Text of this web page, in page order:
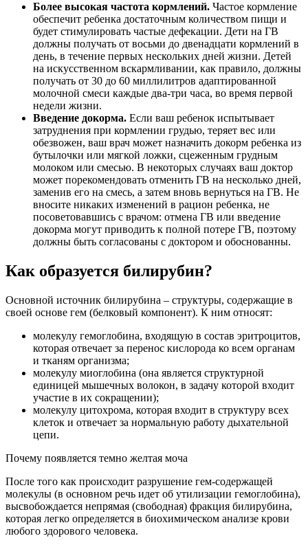
Более высокая частота кормлений. Частое кормление
обеспечит ребенка достаточным количеством пищи и
будет стимулировать частые дефекации. Дети на ГВ
должны получать от восьми до двенадцати кормлений в
день, в течение первых нескольких дней жизни. Детей
на искусственном вскармливании, как правило, должны
получать от 30 до 60 миллилитров адаптированной
молочной смеси каждые два-три часа, во время первой
недели жизни.
Введение докорма. Если ваш ребенок испытывает
затруднения при кормлении грудью, теряет вес или
обезвожен, ваш врач может назначить докорм ребенка из
бутылочки или мягкой ложки, сцеженным грудным
молоком или смесью. В некоторых случаях ваш доктор
может порекомендовать отменить ГВ на несколько дней,
заменив его на смесь, а затем вновь вернуться на ГВ. Не
вносите никаких изменений в рацион ребенка, не
посоветовавшись с врачом: отмена ГВ или введение
докорма могут приводить к полной потере ГВ, поэтому
должны быть согласованы с доктором и обоснованны.
Как образуется билирубин?
Основной источник билирубина – структуры, содержащие в
своей основе гем (белковый компонент). К ним относят:
молекулу гемоглобина, входящую в состав эритроцитов,
которая отвечает за перенос кислорода ко всем органам
и тканям организма;
молекулу миоглобина (она является структурной
единицей мышечных волокон, в задачу которой входит
участие в их сокращении);
молекулу цитохрома, которая входит в структуру всех
клеток и отвечает за нормальную работу дыхательной
цепи.
Почему появляется темно желтая моча
После того как происходит разрушение гем-содержащей
молекулы (в основном речь идет об утилизации гемоглобина),
высвобождается непрямая (свободная) фракция билирубина,
которая легко определяется в биохимическом анализе крови
любого здорового человека.